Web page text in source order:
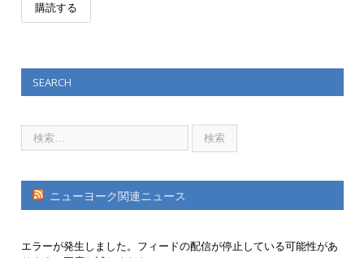
SEARCH
ニューヨーク関連ニュース
エラーが発生しました。フィードの配信が停止している可能性があ